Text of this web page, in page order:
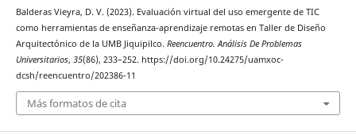
Balderas Vieyra, D. V. (2023). Evaluación virtual del uso emergente de TIC
como herramientas de enseñanza-aprendizaje remotas en Taller de Diseño
Arquitectónico de la UMB Jiquipilco. Reencuentro. Análisis De Problemas
Universitarios, 35(86), 233–252. https://doi.org/10.24275/uamxoc-
dcsh/reencuentro/202386-11
Más formatos de cita